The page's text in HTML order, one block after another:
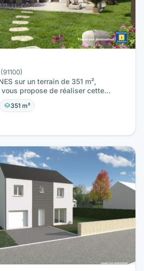
sur un terrain de 351 m²,
vous propose de réaliser cette
surface…
351 m²